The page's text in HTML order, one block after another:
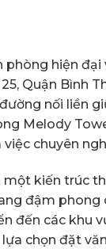
phòng hiện
Quận Bình
nối liền
Melody
chuyên
kiến trúc
đậm phong
đến các khu
chọn đặt